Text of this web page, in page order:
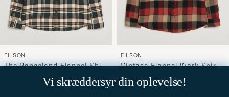
FILSON
The Rangeland Flannel Shirt
FILSON
Vintage Flannel Work Shirt
Red/Cream
1 599,-
Vi skræddersyr din oplevelse!